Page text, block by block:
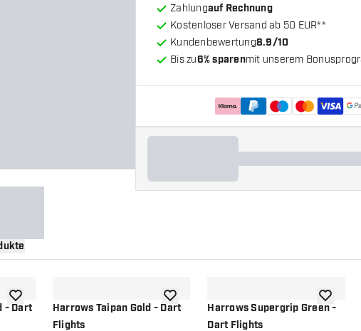
Zahlungauf Rechnung
Kostenloser Versand ab 50 EUR**
Kundenbewertung8.9/10
Bis zu6% sparenmit unserem
- Dart
Zur Wunschliste hinzufügen
Harrows Taipan Gold - Dart
Flights
Zur Wunschliste hinzufügen
Harrows Supergrip Green -
Dart Flights
Zur